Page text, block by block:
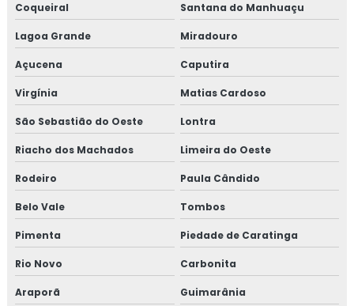
Coqueiral Santana do Manhuaçu
Lagoa Grande Miradouro
Açucena Caputira
Virgínia Matias Cardoso
São Sebastião do Oeste Lontra
Riacho dos Machados Limeira do Oeste
Rodeiro Paula Cândido
Belo Vale Tombos
Pimenta Piedade de Caratinga
Rio Novo Carbonita
Araporã Guimarânia